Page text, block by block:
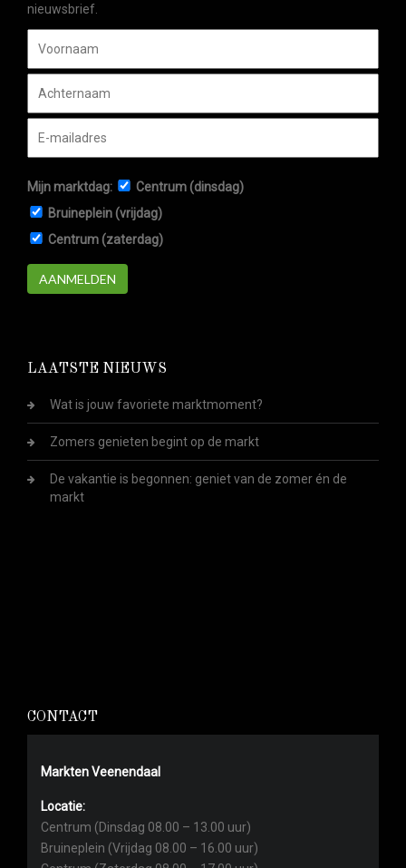
nieuwsbrief.
Mijn marktdag:
Centrum (dinsdag)
Bruineplein (vrijdag)
Centrum (zaterdag)
AANMELDEN
LAATSTE NIEUWS
Wat is jouw favoriete marktmoment?
Zomers genieten begint op de markt
De vakantie is begonnen: geniet van de zomer én de
markt
CONTACT
Markten Veenendaal
Locatie:
Centrum (Dinsdag 08.00 – 13.00 uur)
Bruineplein (Vrijdag 08.00 – 16.00 uur)